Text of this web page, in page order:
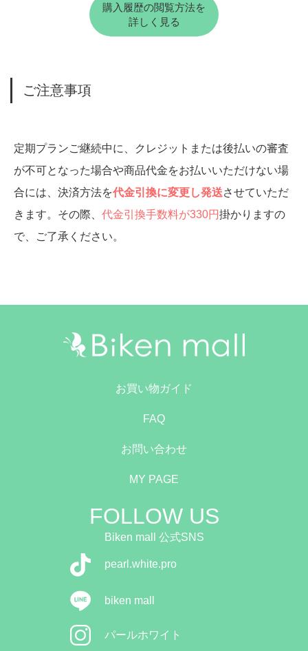
購入履歴の閲覧方法を
詳しく見る
ご注意事項
定期プランご継続中に、クレジットまたは後払いの審査
が不可となった場合や商品代金をお払いいただけない場
合には、決済方法を代金引換に変更し発送させていただ
きます。その際、 代金引換手数料が330円掛かりますの
で、ご了承ください。
お買い物ガイド
FAQ
お問い合わせ
MY PAGE
FOLLOW US
Biken mall 公式SNS
pearl.white.pro
biken mall
パールホワイト